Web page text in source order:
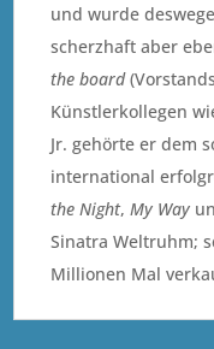
und wurde
scherzhaft aber
the board
Künstlerkollegen
Jr. gehörte er dem
international
the Night,My Way
Sinatra Weltruhm;
Millionen Mal